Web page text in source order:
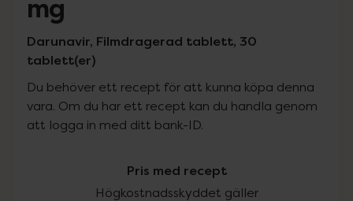
mg
Darunavir, Filmdragerad tablett, 30
tablett(er)
Du behöver ett recept för att kunna köpa denna
vara. Om du har ett recept kan du handla genom
att logga in med ditt bank-ID.
Pris med recept
Högkostnadsskyddet gäller